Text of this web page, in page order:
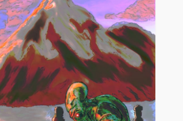
EVENTOS
La Mala Rodriguez estará
este 16 de Junio en
Estocolmo
junto a
Molotov